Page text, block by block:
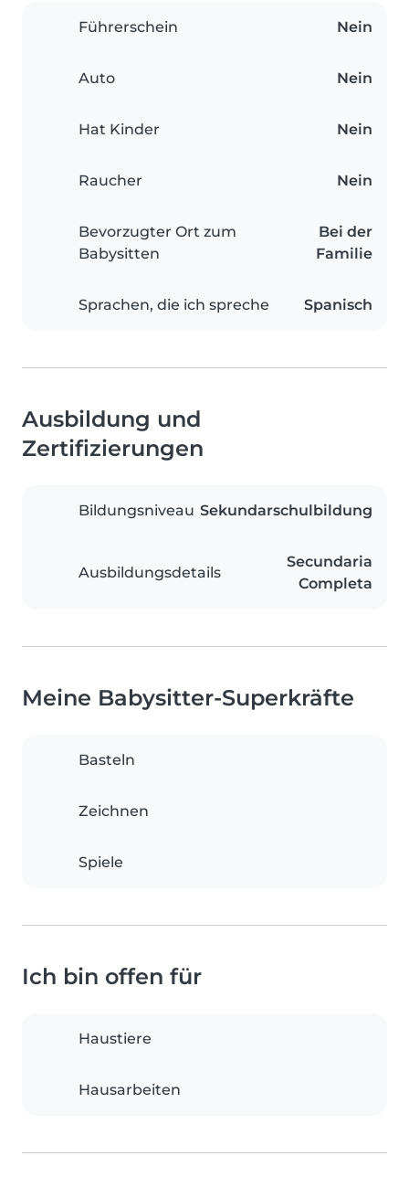
Führerschein Nein
Auto Nein
Hat Kinder Nein
Raucher Nein
Bevorzugter Ort zum
Babysitten
Bei der
Familie
Sprachen, die ich spreche Spanisch
Ausbildung und
Zertifizierungen
Bildungsniveau Sekundarschulbildung
Ausbildungsdetails
Secundaria
Completa
Meine Babysitter-Superkräfte
Basteln
Zeichnen
Spiele
Ich bin offen für
Haustiere
Hausarbeiten